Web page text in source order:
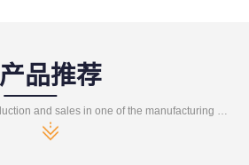
产品推荐
Development, design, production and sales in one of the manufacturing enterprises